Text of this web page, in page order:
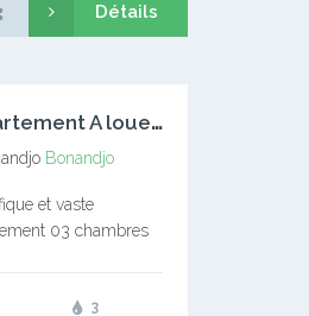
Détails
A
ppartement A louer Bonandjo
Bonandjo
et vaste
03 chambres
01 vaste salon 01
3